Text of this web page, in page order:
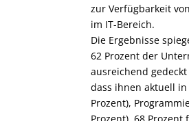
zur Verfügbarkeit
im IT-Bereich.
Die Ergebnisse
62 Prozent der
ausreichend
dass ihnen aktuell
Prozent),